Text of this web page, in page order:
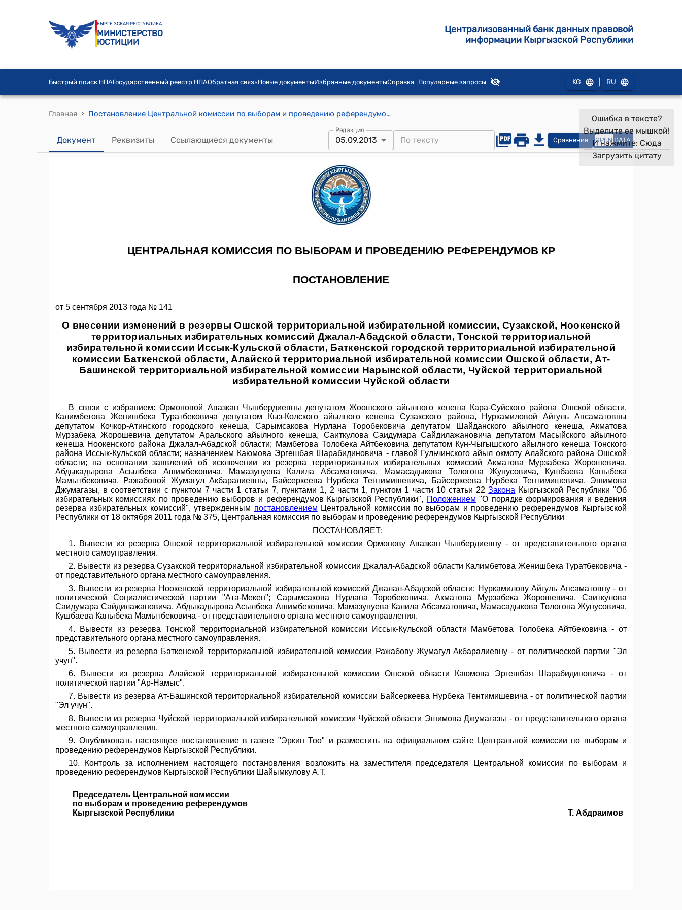
КЫРГЫЗСКАЯ РЕСПУБЛИКА
МИНИСТЕРСТВО
ЮСТИЦИИ
Централизованный банк данных правовой
информации Кыргызской Республики
Быстрый поиск НПАГосударственный реестр НПАОбратная связьНовые документыИзбранные документыСправка Популярные запросы KG RU
Главная › Постановление Центральной комиссии по выборам и проведению референдумов КР от 5 сентября 2013 года № 141 "О внесении изменений в резервы Ошской территориальной избирательной комиссии, Сузакской, Ноокенской территориальных избирательных комиссий Джалал-Абадской области, Тонской территориальной избирательной комиссии Иссык-Кульской области, Баткенской городской территориальной избирательной комиссии Баткенской области, Алайской территориальной избирательной комиссии Ошской области, Ат-Башинской территориальной избирательной комиссии Нарынской области, Чуйской территориальной избирательной комиссии Чуйской области"
Документ Реквизиты Ссылающиеся документы
Редакция
05.09.2013 Сравнение OPEN DATA
Ошибка в тексте?
Выделите ее мышкой!
И нажмите: Сюда
Загрузить цитату